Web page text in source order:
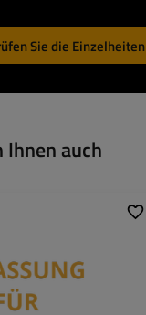
Sie die Einzelheiten
auch